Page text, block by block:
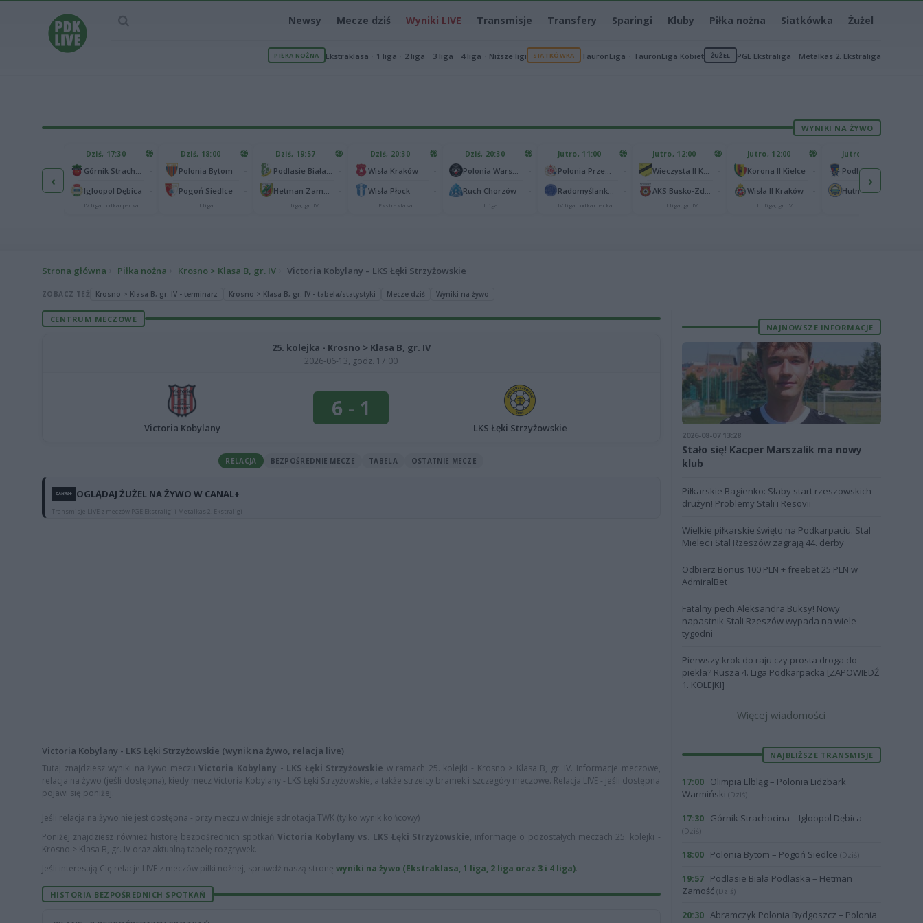
Newsy Mecze dziś Wyniki LIVE Transmisje Transfery Sparingi Kluby Piłka nożna Siatkówka Żużel
PIŁKA NOŻNA Ekstraklasa 1 liga 2 liga 3 liga 4 liga Niższe ligi SIATKÓWKA TauronLiga TauronLiga Kobiet ŻUŻEL PGE Ekstraliga Metalkas 2. Ekstraliga
WYNIKI NA ŻYWO
‹
65
25
Dziś, 17:30
Igloopol Dębica
IV liga podkarpacka
Dziś, 18:00
Polonia Bytom
Pogoń Siedlce
I liga
Dziś, 19:57
III liga, gr. IV
Dziś, 20:30
Wisła Kraków
Wisła Płock
Ekstraklasa
Dziś, 20:30
Ruch Chorzów
I liga
Jutro, 11:00
IV liga podkarpacka
Jutro, 12:00
III liga, gr. IV
Jutro, 12:00
Korona II Kielce
Wisła II Kraków
III liga, gr. IV
Jutro, 13:00
Hutnik Kraków
›
Strona główna Piłka nożna Krosno > Klasa B, gr. IV Victoria Kobylany – LKS Łęki Strzyżowskie
ZOBACZ TEŻ Krosno > Klasa B, gr. IV - terminarz Krosno > Klasa B, gr. IV - tabela/statystyki Mecze dziś Wyniki na żywo
CENTRUM MECZOWE
25. kolejka - Krosno > Klasa B, gr. IV
2026-06-13, godz. 17:00
Victoria Kobylany
6 - 1
LKS Łęki Strzyżowskie
RELACJA BEZPOŚREDNIE MECZE TABELA OSTATNIE MECZE
OGLĄDAJ ŻUŻEL NA ŻYWO W CANAL+
Transmisje LIVE z meczów PGE Ekstraligi i Metalkas 2. Ekstraligi
Victoria Kobylany - LKS Łęki Strzyżowskie (wynik na żywo, relacja live)
Tutaj znajdziesz wyniki na żywo meczuVictoria Kobylany - LKS Łęki Strzyżowskie w ramach 25. kolejki - Krosno > Klasa B, gr. IV. Informacje meczowe,
relacja na żywo (jeśli dostępna), kiedy mecz Victoria Kobylany - LKS Łęki Strzyżowskie, a także strzelcy bramek i szczegóły meczowe. Relacja LIVE - jeśli dostępna
pojawi się poniżej.
Jeśli relacja na żywo nie jest dostępna - przy meczu widnieje adnotacja TWK (tylko wynik końcowy)
Poniżej znajdziesz również historę bezpośrednich spotkań Victoria Kobylany vs. LKS Łęki Strzyżowskie, informacje o pozostałych meczach 25. kolejki -
Krosno > Klasa B, gr. IV oraz aktualną tabelę rozgrywek.
Jeśli interesują Cię relacje LIVE z meczów piłki nożnej, sprawdź naszą stronę wyniki na żywo (Ekstraklasa, 1 liga, 2 liga oraz 3 i 4 liga).
HISTORIA BEZPOŚREDNICH SPOTKAŃ
NAJNOWSZE INFORMACJE
2026-08-07 13:28
Stało się! Kacper Marszalik ma nowy
klub
Piłkarskie Bagienko: Słaby start rzeszowskich
drużyn! Problemy Stali i Resovii
Wielkie piłkarskie święto na Podkarpaciu. Stal
Mielec i Stal Rzeszów zagrają 44. derby
Odbierz Bonus 100 PLN + freebet 25 PLN w
AdmiralBet
Fatalny pech Aleksandra Buksy! Nowy
napastnik Stali Rzeszów wypada na wiele
tygodni
Pierwszy krok do raju czy prosta droga do
piekła? Rusza 4. Liga Podkarpacka [ZAPOWIEDŹ
1. KOLEJKI]
Więcej wiadomości
NAJBLIŻSZE TRANSMISJE
17:00
Olimpia Elbląg – Polonia Lidzbark
Warmiński (Dziś)
17:30 Górnik Strachocina – Igloopol Dębica
(Dziś)
18:00 Polonia Bytom – Pogoń Siedlce (Dziś)
19:57
Podlasie Biała Podlaska – Hetman
Zamość (Dziś)
20:30 Abramczyk Polonia Bydgoszcz – Polonia